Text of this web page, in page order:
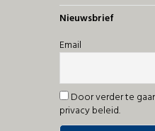
Nieuwsbrief
Email
Door verder te
privacy beleid.